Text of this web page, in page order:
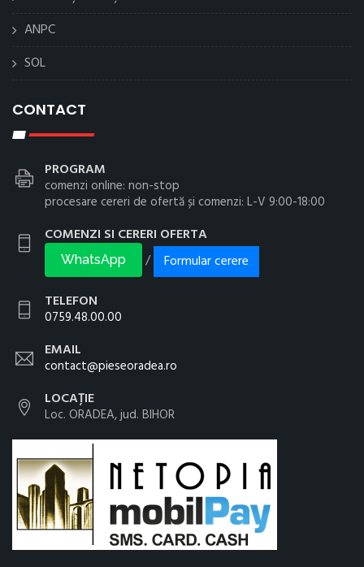
ANPC
SOL
CONTACT
PROGRAM
comenzi online: non-stop
procesare cereri de ofertă și comenzi: L-V 9:00-18:00
COMENZI SI CERERI OFERTA
WhatsApp /
Formular cerere
TELEFON
0759.48.00.00
EMAIL
contact@pieseoradea.ro
LOCAȚIE
Loc. ORADEA, jud. BIHOR